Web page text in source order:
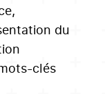
du
clés